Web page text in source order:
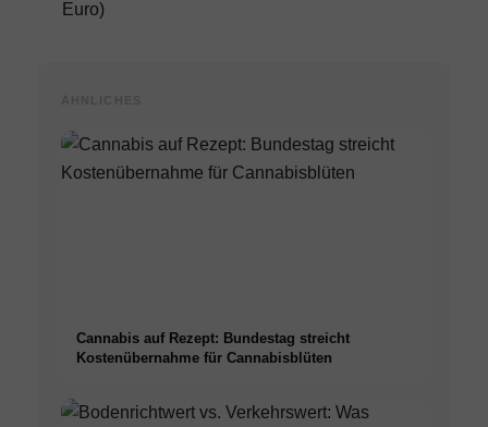
Euro)
Cannabis auf Rezept: Bundestag streicht
Kostenübernahme für Cannabisblüten